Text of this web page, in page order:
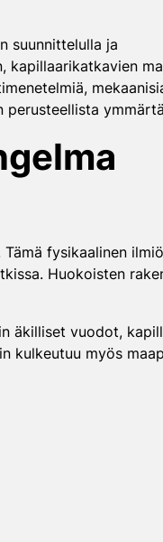
suunnittelulla ja
kapillaarikatkavien
perusteellista
fysikaalinen
Huokoisten
äkilliset vuodot,
kulkeutuu myös